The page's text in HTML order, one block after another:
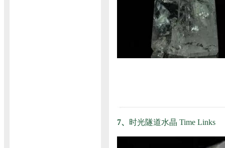
7、 时光隧道水晶 Time Links